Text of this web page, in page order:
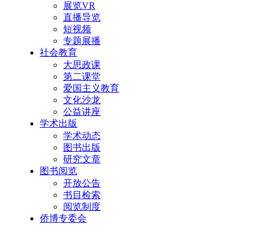
展览VR
直播导览
短视频
专题展播
社会教育
大思政课
第二课堂
爱国主义教育
文化沙龙
公益讲座
学术出版
学术动态
图书出版
研究文章
图书阅览
开放公告
书目检索
阅览制度
侨博专委会